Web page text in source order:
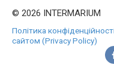
© 2026 INTERMARIUM
Політика
сайтом (Privacy Policy)